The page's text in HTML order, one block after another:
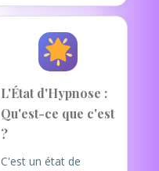
Le principe est simple
chaque individu
possède en lui
toutes les
nécessaires pour
changer et
résoudre ses
problèmes.
de maître praticien est
L'État d'Hypnose :
Qu'est-ce que c'est
?
C'est un état de